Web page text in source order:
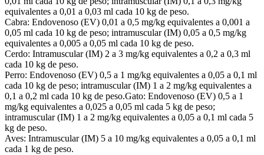
equivalentes a 0,01 a 0,03 ml cada 10 kg de peso.
Cabra: Endovenoso (EV) 0,01 a 0,5 mg/kg equivalentes a 0,001 a
0,05 ml cada 10 kg de peso; intramuscular (IM) 0,05 a 0,5 mg/kg
equivalentes a 0,005 a 0,05 ml cada 10 kg de peso.
Cerdo: Intramuscular (IM) 2 a 3 mg/kg equivalentes a 0,2 a 0,3 ml
cada 10 kg de peso.
Perro: Endovenoso (EV) 0,5 a 1 mg/kg equivalentes a 0,05 a 0,1 ml
cada 10 kg de peso; intramuscular (IM) 1 a 2 mg/kg equivalentes a
0,1 a 0,2 ml cada 10 kg de peso.Gato: Endovenoso (EV) 0,5 a 1
mg/kg equivalentes a 0,025 a 0,05 ml cada 5 kg de peso;
intramuscular (IM) 1 a 2 mg/kg equivalentes a 0,05 a 0,1 ml cada 5
kg de peso.
Aves: Intramuscular (IM) 5 a 10 mg/kg equivalentes a 0,05 a 0,1 ml
cada 1 kg de peso.